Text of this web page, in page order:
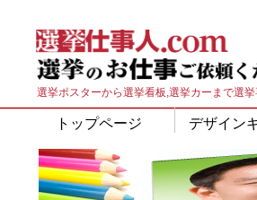
選挙ポスターから選挙看板,選挙カーまで選
トップページ デザイン
リー